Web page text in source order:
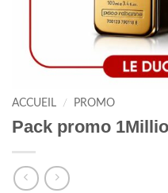
ACCUEIL / PROMO
Pack promo